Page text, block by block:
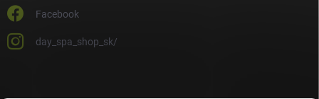
Facebook
day_spa_shop_sk/